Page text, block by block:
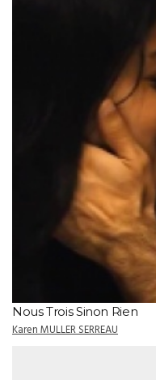
Nous Trois Sinon Rien
Karen MULLER SERREAU